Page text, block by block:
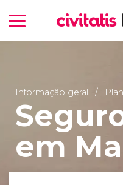
Informação geral
em